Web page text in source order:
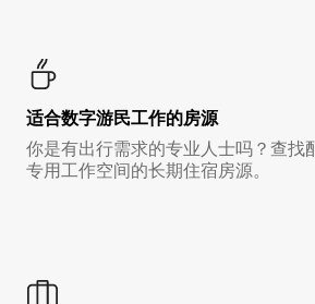
适合数字游民工作的房源
你是有出行需求的专业人士吗？查找
专用工作空间的长期住宿房源。